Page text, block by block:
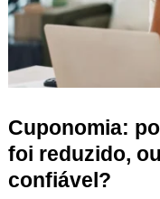
Cuponomia:
foi reduzido,
confiável?